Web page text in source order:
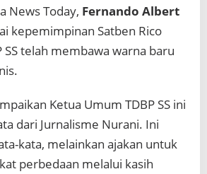
News Today, Fernando Albert
kepemimpinan Satben Rico
SS telah membawa warna baru
Ketua Umum TDBP SS ini
dari Jurnalisme Nurani. Ini
kata, melainkan ajakan untuk
perbedaan melalui kasih